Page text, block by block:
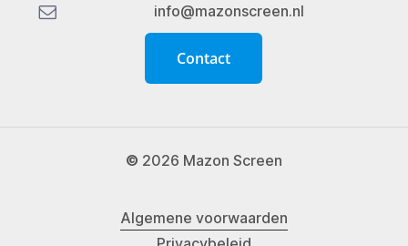
info@mazonscreen.nl
Contact
© 2026 Mazon Screen
Algemene voorwaarden